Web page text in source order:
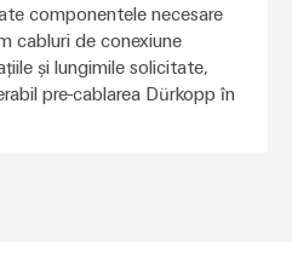
componentele necesare
cabluri de conexiune
și lungimile solicitate,
pre-cablarea Dürkopp în